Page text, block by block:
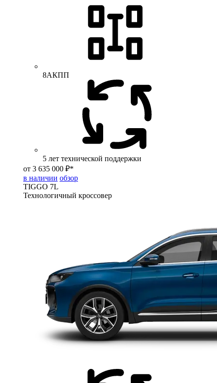
8АКПП
5 лет технической поддержки
от 3 635 000 ₽*
в наличии обзор
TIGGO 7L
Технологичный кроссовер